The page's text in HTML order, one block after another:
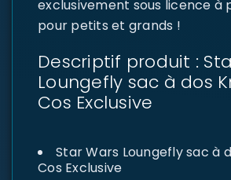
exclusivement sous licence à
pour petits et grands !
Descriptif produit :
Loungefly sac à dos
Cos Exclusive
Star Wars Loungefly sac à
Cos Exclusive